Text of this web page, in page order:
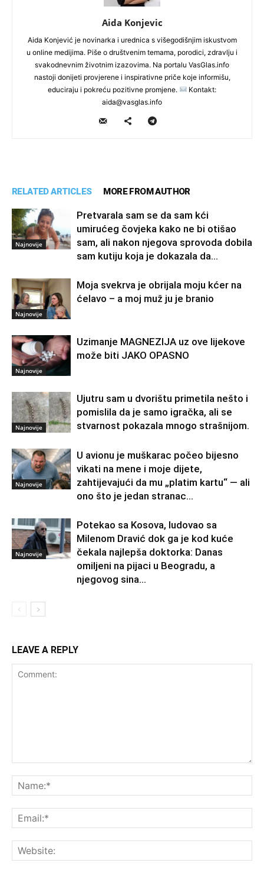
Aida Konjevic
Aida Konjević je novinarka i urednica s višegodišnjim iskustvom
u online medijima. Piše o društvenim temama, porodici, zdravlju i
svakodnevnim životnim izazovima. Na portalu VasGlas.info
nastoji donijeti provjerene i inspirativne priče koje informišu,
educiraju i pokreću pozitivne promjene.
Kontakt:
aida@vasglas.info
RELATED ARTICLES MORE FROM AUTHOR
Najnovije
Pretvarala sam se da sam kći
umirućeg čovjeka kako ne bi otišao
sam, ali nakon njegova sprovoda dobila
sam kutiju koja je dokazala da...
Najnovije
Moja svekrva je obrijala moju kćer na
ćelavo – a moj muž ju je branio
Najnovije
Uzimanje MAGNEZIJA uz ove lijekove
može biti JAKO OPASNO
Najnovije
Ujutru sam u dvorištu primetila nešto i
pomislila da je samo igračka, ali se
stvarnost pokazala mnogo strašnijom.
Najnovije
U avionu je muškarac počeo bijesno
vikati na mene i moje dijete,
zahtijevajući da mu „platim kartu“ — ali
ono što je jedan stranac...
Najnovije
Potekao sa Kosova, ludovao sa
Milenom Dravić dok ga je kod kuće
čekala najlepša doktorka: Danas
omiljeni na pijaci u Beogradu, a
njegovog sina...
LEAVE A REPLY